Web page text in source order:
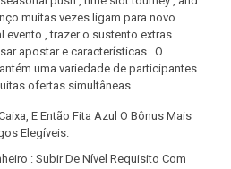
muitas vezes ligam para novo
evento , trazer o sustento extras
apostar e características . O
uma variedade de participantes
ofertas simultâneas.
E Então Fita Azul O Bônus Mais
Elegíveis.
: Subir De Nível Requisito Com